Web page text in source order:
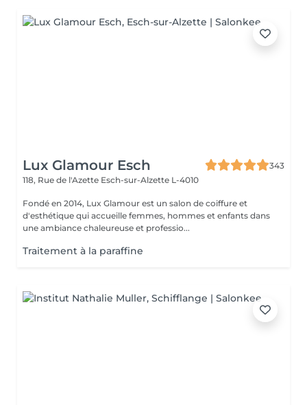
Lux Glamour Esch
343
118, Rue de l'Azette Esch-sur-Alzette L-4010
Fondé en 2014, Lux Glamour est un salon de coiffure et
d'esthétique qui accueille femmes, hommes et enfants dans
une ambiance chaleureuse et professio...
Traitement à la paraffine